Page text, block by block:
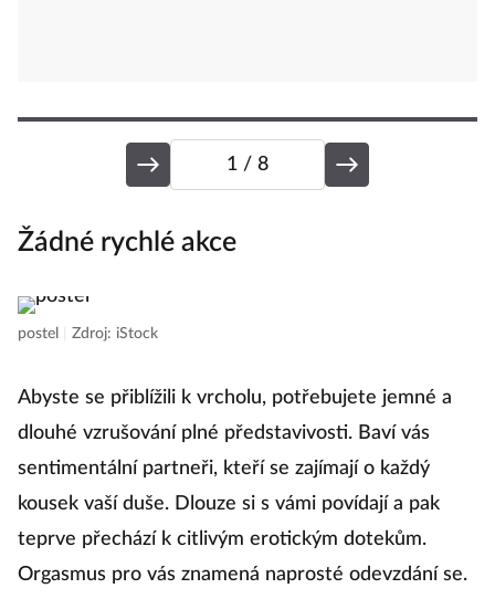
1 / 8
Žádné rychlé akce
postel Zdroj: iStock
Abyste se přiblížili k vrcholu, potřebujete jemné a
dlouhé vzrušování plné představivosti. Baví vás
sentimentální partneři, kteří se zajímají o každý
kousek vaší duše. Dlouze si s vámi povídají a pak
teprve přechází k citlivým erotickým dotekům.
Orgasmus pro vás znamená naprosté odevzdání se.